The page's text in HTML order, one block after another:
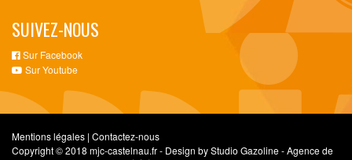
SUIVEZ-NOUS
Sur Facebook
Sur Youtube
Mentions légales | Contactez-nous
Copyright © 2018 mjc-castelnau.fr - Design by Studio Gazoline - Agence de